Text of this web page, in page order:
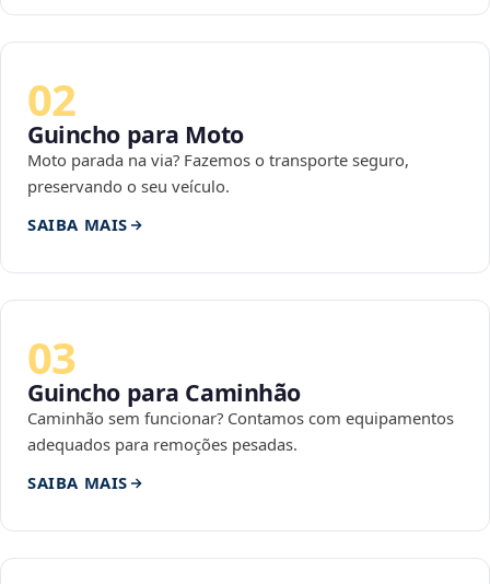
02
Guincho para Moto
Moto parada na via? Fazemos o transporte seguro,
preservando o seu veículo.
SAIBA MAIS
03
Guincho para Caminhão
Caminhão sem funcionar? Contamos com equipamentos
adequados para remoções pesadas.
SAIBA MAIS